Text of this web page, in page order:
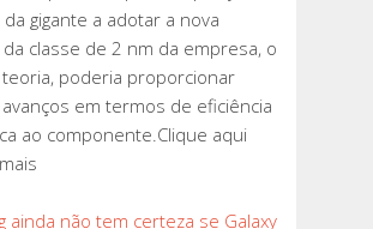
gigante a adotar a nova
da classe de 2 nm da empresa, o
poderia proporcionar
em termos de eficiência
ao componente.Clique aqui
ainda não tem certeza se Galaxy